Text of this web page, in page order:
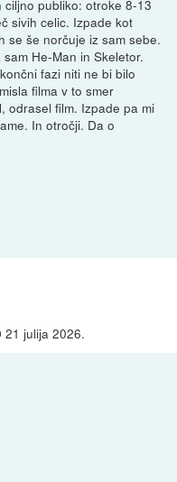
publiko: otroke 8-13
sivih celic. Izpade kot
se še norčuje iz sam sebe.
He-Man in Skeletor.
fazi niti ne bi bilo
filma v to smer
odrasel film. Izpade pa mi
In otročji. Da o
21 julija 2026.